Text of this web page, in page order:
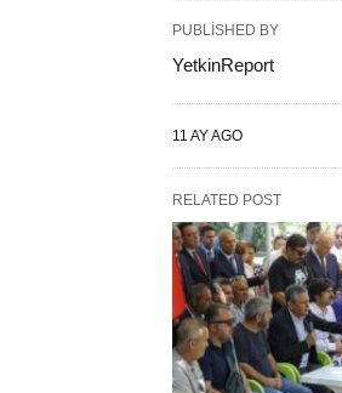
PUBLISHED BY
YetkinReport
11 AY AGO
RELATED POST